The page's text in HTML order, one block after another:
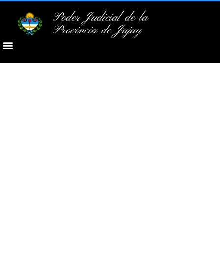
Poder Judicial de la
Provincia de Jujuy